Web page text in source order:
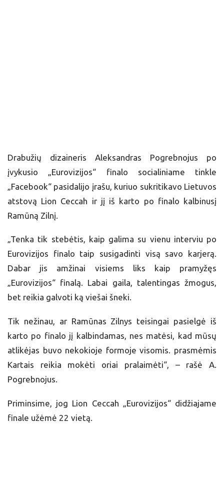
Drabužių dizaineris Aleksandras Pogrebnojus po
įvykusio „Eurovizijos“ finalo socialiniame tinkle
„Facebook“ pasidalijo įrašu, kuriuo sukritikavo Lietuvos
atstovą Lion Ceccah ir jį iš karto po finalo kalbinusį
Ramūną Zilnį.
„Tenka tik stebėtis, kaip galima su vienu interviu po
Eurovizijos finalo taip susigadinti visą savo karjerą.
Dabar jis amžinai visiems liks kaip pramyžęs
„Eurovizijos“ finalą. Labai gaila, talentingas žmogus,
bet reikia galvoti ką viešai šneki.
Tik nežinau, ar Ramūnas Zilnys teisingai pasielgė iš
karto po finalo jį kalbindamas, nes matėsi, kad mūsų
atlikėjas buvo nekokioje formoje visomis. prasmėmis
Kartais reikia mokėti oriai pralaimėti“, – rašė A.
Pogrebnojus.
Priminsime, jog Lion Ceccah „Eurovizijos“ didžiajame
finale užėmė 22 vietą.